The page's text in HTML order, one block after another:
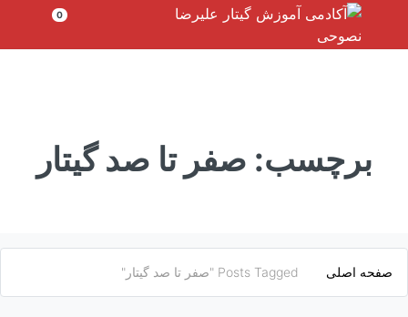
محتوا
0
برچسب: صفر تا صد گیتار
صفحه اصلی Posts Tagged "صفر تا صد گیتار"